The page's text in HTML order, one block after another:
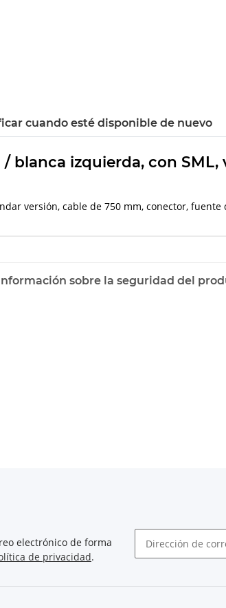
cuando esté disponible de nuevo
blanca izquierda, con
versión, cable de 750 mm, conector, fuente
Información sobre la seguridad del
electrónico de forma
de privacidad.